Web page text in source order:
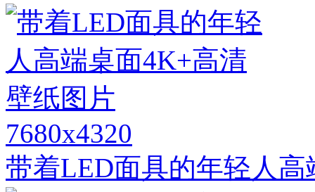
7680x4320
带着LED面具的年轻人